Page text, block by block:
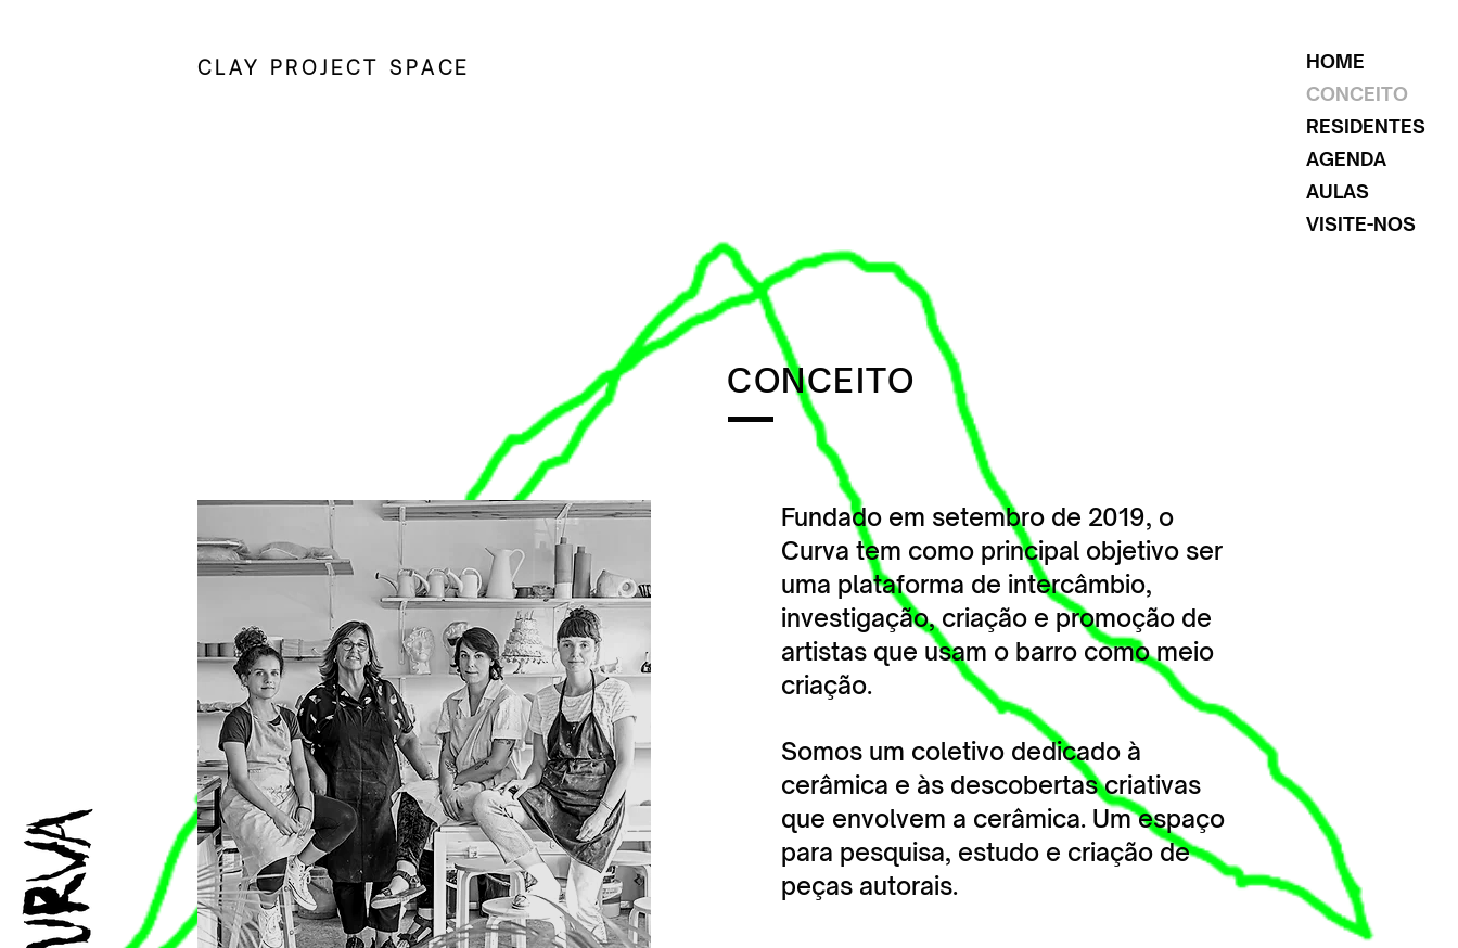
HOME
CONCEITO
RESIDENTES
AGENDA
AULAS
VISITE-NOS
CLAY PROJECT SPACE
CONCEITO
Fundado em setembro de 2019, o
Curva tem como principal objetivo ser
uma plataforma de intercâmbio,
investigação, criação e promoção de
artistas que usam o barro como meio
criação.
Somos um coletivo dedicado à
cerâmica e às descobertas criativas
que envolvem a cerâmica. Um espaço
para pesquisa, estudo e criação de
peças autorais.